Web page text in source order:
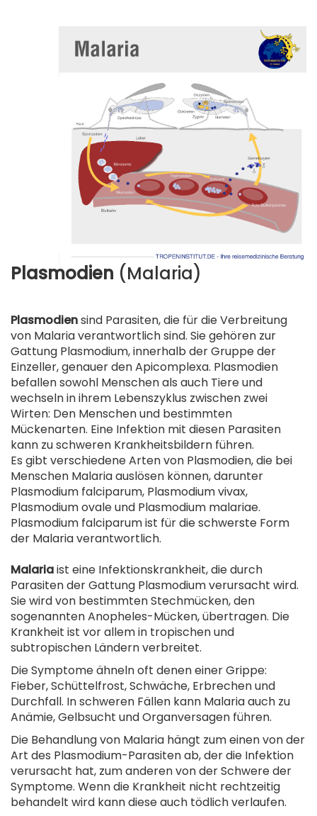
Plasmodien (Malaria)
Plasmodiensind Parasiten, die für die Verbreitung
von Malaria verantwortlich sind. Sie gehören zur
Gattung Plasmodium, innerhalb der Gruppe der
Einzeller, genauer den Apicomplexa. Plasmodien
befallen sowohl Menschen als auch Tiere und
wechseln in ihrem Lebenszyklus zwischen zwei
Wirten: Den Menschen und bestimmten
Mückenarten. Eine Infektion mit diesen Parasiten
kann zu schweren Krankheitsbildern führen.
Es gibt verschiedene Arten von Plasmodien, die bei
Menschen Malaria auslösen können, darunter
Plasmodium falciparum, Plasmodium vivax,
Plasmodium ovale und Plasmodium malariae.
Plasmodium falciparum ist für die schwerste Form
der Malaria verantwortlich.
Malariaist eine Infektionskrankheit, die durch
Parasiten der Gattung Plasmodium verursacht wird.
Sie wird von bestimmten Stechmücken, den
sogenannten Anopheles-Mücken, übertragen. Die
Krankheit ist vor allem in tropischen und
subtropischen Ländern verbreitet.
Die Symptome ähneln oft denen einer Grippe:
Fieber, Schüttelfrost, Schwäche, Erbrechen und
Durchfall. In schweren Fällen kann Malaria auch zu
Anämie, Gelbsucht und Organversagen führen.
Die Behandlung von Malaria hängt zum einen von der
Art des Plasmodium-Parasiten ab, der die Infektion
verursacht hat, zum anderen von der Schwere der
Symptome. Wenn die Krankheit nicht rechtzeitig
behandelt wird kann diese auch tödlich verlaufen.